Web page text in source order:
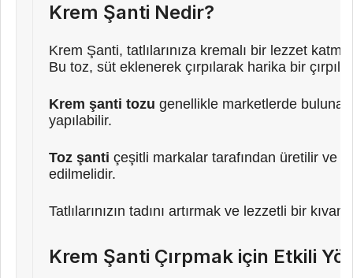
Krem Şanti Nedir?
Krem Şanti, tatlılarınıza kremalı bir lezzet
Bu toz, süt eklenerek çırpılarak harika bir
Krem şanti tozu genellikle marketlerde
yapılabilir.
Toz şanti çeşitli markalar tarafından üretilir ve
edilmelidir.
Tatlılarınızın tadını artırmak ve lezzetli bir
Krem Şanti Çırpmak için Etkili